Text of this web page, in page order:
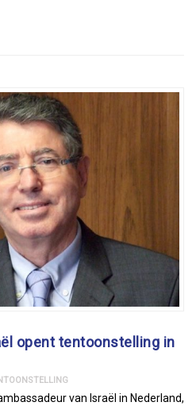
opent tentoonstelling in
van Israël in Nederland,